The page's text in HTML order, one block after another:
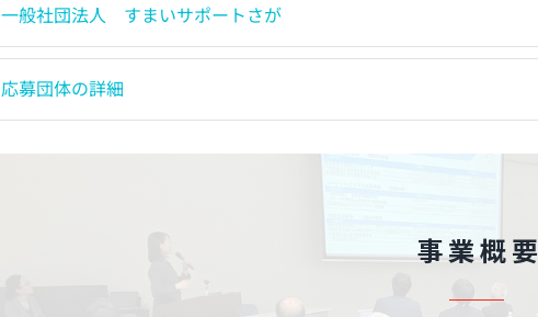
一般社団法人 すまいサポートさが
応募団体の詳細
事 業 概 要